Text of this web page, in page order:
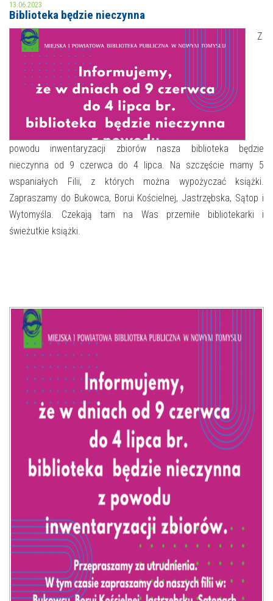
MOJE KONTO
AKTUALNOŚCI
NAJBLIŻSZE WYDARZENIA
WYDARZENIA BIEŻĄCE
WYDARZYŁO SIĘ
NASZA OFERTA
STREFA WIEDZY O REGIONIE
STREFA KOLORU
FORMY STAŁE
NASZE FILIE
POLECANE STRONY
WYDARZENIA KULTURALNE
O NAS
13.06.2023
Biblioteka będzie nieczynna
Z
powodu inwentaryzacji zbiorów nasza biblioteka będzie
nieczynna od 9 czerwca do 4 lipca. Na szczęście mamy 5
wspaniałych Filii, z których można wypożyczać książki.
Zapraszamy do Bukowca, Borui Kościelnej, Jastrzębska, Sątop i
Wytomyśla. Czekają tam na Was przemiłe bibliotekarki i
świeżutkie książki.